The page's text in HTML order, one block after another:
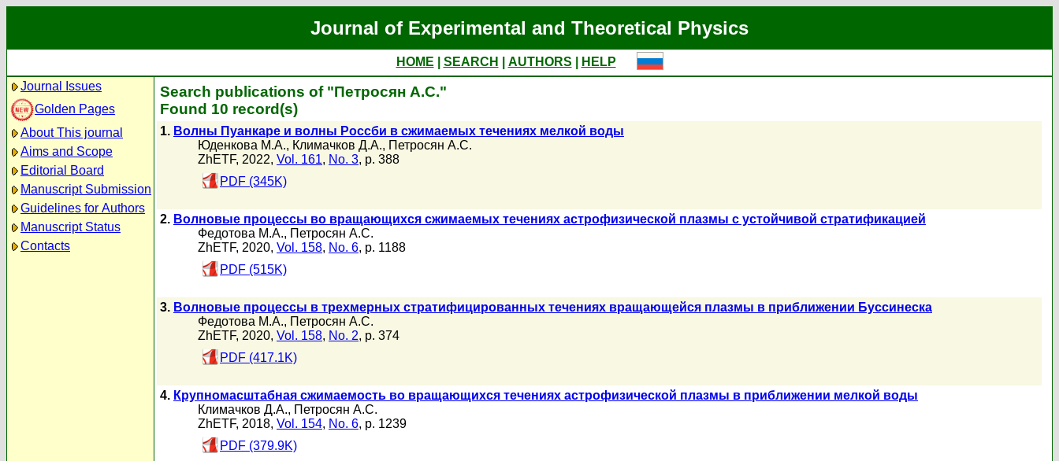
Journal of Experimental and Theoretical Physics
HOME SEARCH AUTHORS
HELP
Journal Issues
Golden Pages
About This journal
Aims and Scope
Editorial Board
Manuscript Submission
Guidelines for Authors
Manuscript Status
Contacts
Search publications of "Петросян А.С."
Found 10 record(s)
1. Волны Пуанкаре и волны Россби в сжимаемых течениях мелкой воды
Юденкова М.А., Климачков Д.А., Петросян А.С.
ZhETF, 2022, Vol. 161, No. 3, p. 388
PDF (345K)
2. Волновые процессы во вращающихся сжимаемых течениях астрофизической плазмы с устойчивой стратификацией
Федотова М.А., Петросян А.С.
ZhETF, 2020, Vol. 158, No. 6, p. 1188
PDF (515K)
3. Волновые процессы в трехмерных стратифицированных течениях вращающейся плазмы в приближении Буссинеска
Федотова М.А., Петросян А.С.
ZhETF, 2020, Vol. 158, No. 2, p. 374
PDF (417.1K)
4. Крупномасштабная сжимаемость во вращающихся течениях астрофизической плазмы в приближении мелкой воды
Климачков Д.А., Петросян А.С.
ZhETF, 2018, Vol. 154, No. 6, p. 1239
PDF (379.9K)